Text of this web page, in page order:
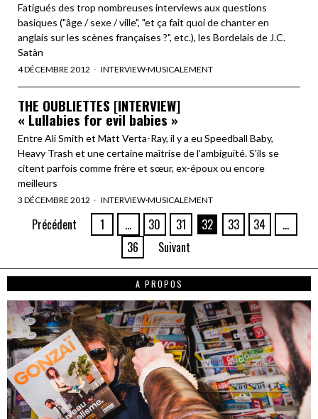
Fatigués des trop nombreuses interviews aux questions
basiques ("âge / sexe / ville", "et ça fait quoi de chanter en
anglais sur les scènes françaises ?", etc.), les Bordelais de J.C.
Satàn
4 DÉCEMBRE 2012 INTERVIEW·MUSICALEMENT
THE OUBLIETTES [INTERVIEW]
« Lullabies for evil babies »
Entre Ali Smith et Matt Verta-Ray, il y a eu Speedball Baby,
Heavy Trash et une certaine maîtrise de l'ambiguïté. S’ils se
citent parfois comme frère et sœur, ex-époux ou encore
meilleurs
3 DÉCEMBRE 2012 INTERVIEW·MUSICALEMENT
Précédent 1 … 30 31 32 33 34
…
36
Suivant
A PROPOS